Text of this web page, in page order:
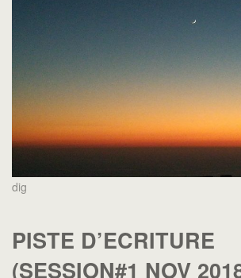
dig
PISTE D’ECRITURE
(SESSION#1 NOV